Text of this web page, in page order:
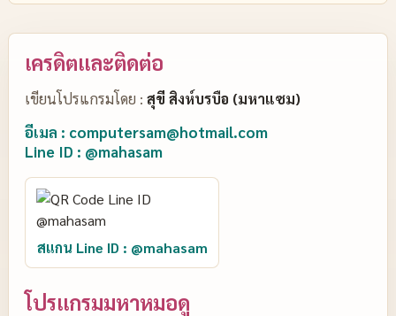
เครดิตและติดต่อ
เขียนโปรแกรมโดย : สุขี สิงห์บรบือ (มหาแซม)
อีเมล : computersam@hotmail.com
Line ID : @mahasam
สแกน Line ID : @mahasam
โปรแกรมมหาหมอดู